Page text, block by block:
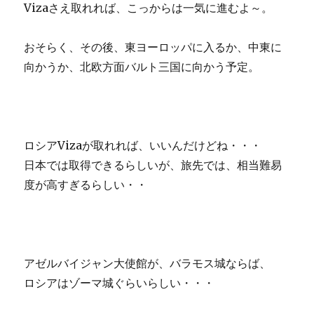
Vizaさえ取れれば、こっからは一気に進むよ～。
おそらく、その後、東ヨーロッパに入るか、中東に
向かうか、北欧方面バルト三国に向かう予定。
ロシアVizaが取れれば、いいんだけどね・・・
日本では取得できるらしいが、旅先では、相当難易
度が高すぎるらしい・・
アゼルバイジャン大使館が、バラモス城ならば、
ロシアはゾーマ城ぐらいらしい・・・